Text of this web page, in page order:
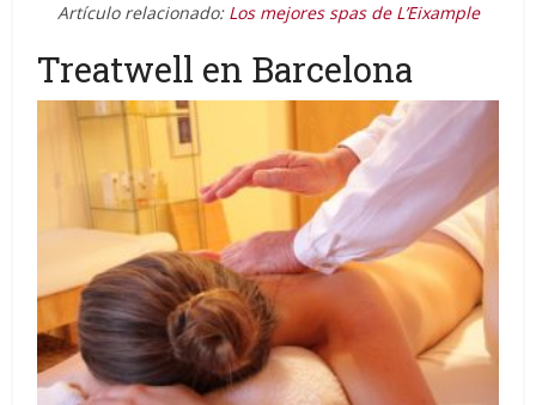
Artículo relacionado: Los mejores spas de L’Eixample
Treatwell en Barcelona